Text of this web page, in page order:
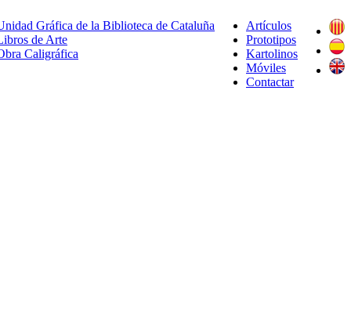
Artículos
Prototipos
Kartolinos
Móviles
Contactar
Gráfica de la Biblioteca de Cataluña
de Arte
Caligráfica